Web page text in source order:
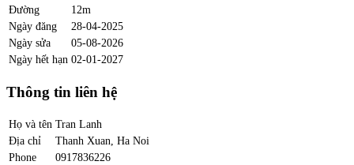
Đường
12m
Ngày đăng
28-04-2025
Ngày sửa
05-08-2026
Ngày hết hạn 02-01-2027
Thông tin liên hệ
Họ và tên Tran Lanh
Địa chỉ
Thanh Xuan, Ha Noi
Phone
0917836226